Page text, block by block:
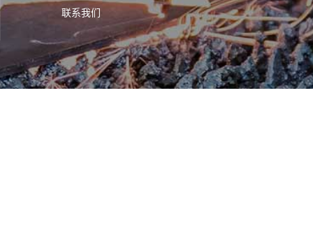
联系我们